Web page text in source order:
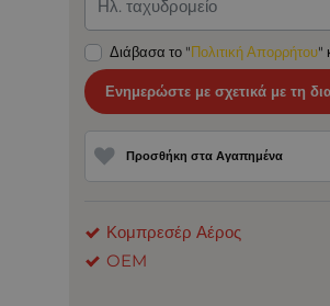
Ηλ. ταχυδρομείο
Διάβασα το "Πολιτική Απορρήτου"
Ενημερώστε με σχετικά με τη
Προσθήκη στα Αγαπημένα
Κομπρεσέρ Αέρος
OEM